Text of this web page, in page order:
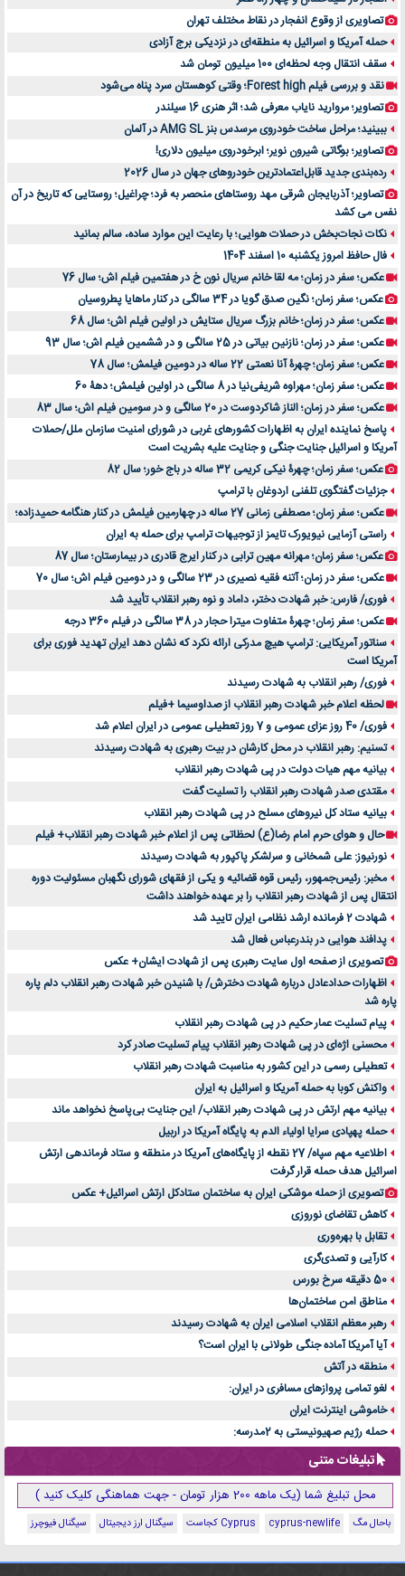
تصاویری از وقوع انفجار در نقاط مختلف تهران
حمله آمریکا و اسرائیل به منطقه‌ای در نزدیکی برج آزادی
سقف انتقال وجه لحظه‌ای 100 میلیون تومان شد
نقد و بررسی فیلم Forest high؛ وقتی کوهستان سرد پناه می‌شود
تصاویر؛ مروارید نایاب معرفی شد؛ اثر هنری 16 سیلندر
ببینید؛ مراحل ساخت خودروی مرسدس بنز AMG SL در آلمان
تصاویر؛ بوگاتی شیرون نویر؛ ابرخودروی میلیون دلاری!
رده‌بندی جدید قابل‌اعتمادترین خودروهای جهان در سال 2026
تصاویر؛ آذربایجان شرقی مهد روستاهای منحصر به فرد؛ چراغیل؛ روستایی که تاریخ در آن
نفس می کشد
نکات نجات‌بخش در حملات هوایی؛ با رعایت این موارد ساده، سالم بمانید
فال حافظ امروز یکشنبه 10 اسفند 1404
عکس؛ سفر در زمان؛ مه لقا خانم سریال نون خ در هفتمین فیلم اش؛ سال 76
عکس؛ سفر زمان؛ نگین صدق گویا در 34 سالگی در کنار ماهایا پطروسیان
عکس؛ سفر در زمان؛ خانم بزرگ سریال ستایش در اولین فیلم اش؛ سال 68
عکس؛ سفر در زمان؛ نازنین بیاتی در 25 سالگی و در ششمین فیلم اش؛ سال 93
عکس؛ سفر زمان؛ چهرۀ آنا نعمتی 22 ساله در دومین فیلمش؛ سال 78
عکس؛ سفر زمان؛ مهراوه شریفی‌نیا در 8 سالگی در اولین فیلمش؛ دهۀ 60
عکس؛ سفر در زمان؛ الناز شاکردوست در 20 سالگی و در سومین فیلم اش؛ سال 83
پاسخ نماینده ایران به اظهارات کشورهای غربی در شورای امنیت سازمان ملل/حملات
آمریکا و اسرائیل جنایت جنگی و جنایت علیه بشریت است
عکس؛ سفر زمان؛ چهرۀ نیکی کریمی 32 ساله در باج خور؛ سال 82
جزئیات گفتگوی تلفنی اردوغان با ترامپ
عکس؛ سفر زمان؛ مصطفی زمانی 27 ساله در چهارمین فیلمش در کنار هنگامه حمیدزاده؛
راستی آزمایی نیویورک تایمز از توجیهات ترامپ برای حمله به ایران
عکس؛ سفر زمان؛ مهرانه مهین ترابی در کنار ایرج قادری در بیمارستان؛ سال 87
عکس؛ سفر در زمان؛ آتنه فقیه نصیری در 23 سالگی و در دومین فیلم اش؛ سال 70
فوری/ فارس: خبر شهادت دختر، داماد و نوه رهبر انقلاب تأیید شد
عکس؛ سفر زمان؛ چهرۀ متفاوت میترا حجار در 38 سالگی در فیلم 360 درجه
سناتور آمریکایی: ترامپ هیچ مدرکی ارائه نکرد که نشان دهد ایران تهدید فوری برای
آمریکا است
فوری/ رهبر انقلاب به شهادت رسیدند
لحظه اعلام خبر شهادت رهبر انقلاب از صداوسیما +فیلم
فوری/ 40 روز عزای عمومی و 7 روز تعطیلی عمومی در ایران اعلام شد
تسنیم: رهبر انقلاب در محل کارشان در بیت رهبری به شهادت رسیدند
بیانیه مهم هیات دولت در پی شهادت رهبر انقلاب
مقتدی صدر شهادت رهبر انقلاب را تسلیت گفت
بیانیه ستاد کل نیروهای مسلح در پی شهادت رهبر انقلاب
حال و هوای حرم امام رضا(ع) لحظاتی پس از اعلام خبر شهادت رهبر انقلاب+ فیلم
نورنیوز: علی شمخانی و سرلشکر پاکپور به شهادت رسیدند
مخبر: رئیس‌جمهور، رئیس قوه ‌قضائیه و یکی از فقهای شورای نگهبان مسئولیت دوره
انتقال پس ‌از شهادت رهبر انقلاب را بر عهده خواهند داشت
شهادت 2 فرمانده ارشد نظامی ایران تایید شد
پدافند هوایی در بندرعباس فعال شد
تصویری از صفحه اول سایت رهبری پس از شهادت ایشان+ عکس
اظهارات حدادعادل درباره شهادت دخترش/ با شنیدن خبر شهادت رهبر انقلاب دلم پاره
پاره شد
پیام تسلیت عمار حکیم در پی شهادت رهبر انقلاب
محسنی اژه‌ای در پی شهادت رهبر انقلاب پیام تسلیت صادر کرد
تعطیلی رسمی در این کشور به مناسبت شهادت رهبر انقلاب
واکنش کوبا به حمله آمریکا و اسرائیل به ایران
بیانیه مهم ارتش در پی شهادت رهبر انقلاب/ این جنایت بی‌پاسخ نخواهد ماند
حمله پهپادی سرایا اولیاء الدم به پایگاه آمریکا در اربیل
اطلاعیه مهم سپاه/ 27 نقطه از پایگاه‌های آمریکا در منطقه و ستاد فرماندهی ارتش
اسرائیل هدف حمله قرار گرفت
تصویری از حمله موشکی ایران به ساختمان ستادکل ارتش اسرائیل+ عکس
کاهش تقاضای نوروزی
تقابل با بهره‌وری
کارآیی و تصدی‌گری
50 دقیقه سرخ بورس
مناطق امن ساختمان‌ها
رهبر معظم انقلاب اسلامی ایران به شهادت رسیدند
آیا آمریکا آماده جنگی طولانی با ایران است؟
منطقه در آتش
لغو تمامی پروازهای مسافری در ایران:
خاموشی اینترنت ایران
حمله رژیم صهیونیستی به 2مدرسه:
تبلیغات متنی
محل تبلیغ شما (یک ماهه 200 هزار تومان - جهت هماهنگی کلیک کنید )
باحال مگ cyprus-newlife Cyprus کجاست سیگنال ارز دیجیتال سیگنال فیوچرز